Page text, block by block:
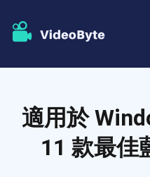
BD-DVD 開膛手
店鋪
適用於
11 款最佳